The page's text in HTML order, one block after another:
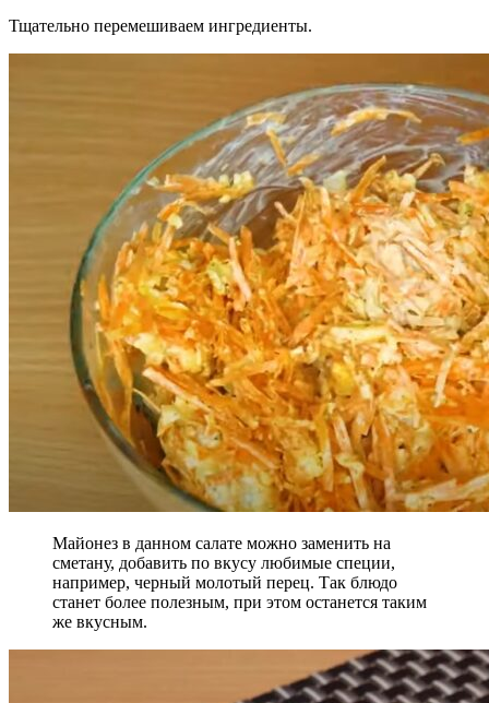
Тщательно перемешиваем ингредиенты.
Майонез в данном салате можно заменить на
сметану, добавить по вкусу любимые специи,
например, черный молотый перец. Так блюдо
станет более полезным, при этом останется таким
же вкусным.